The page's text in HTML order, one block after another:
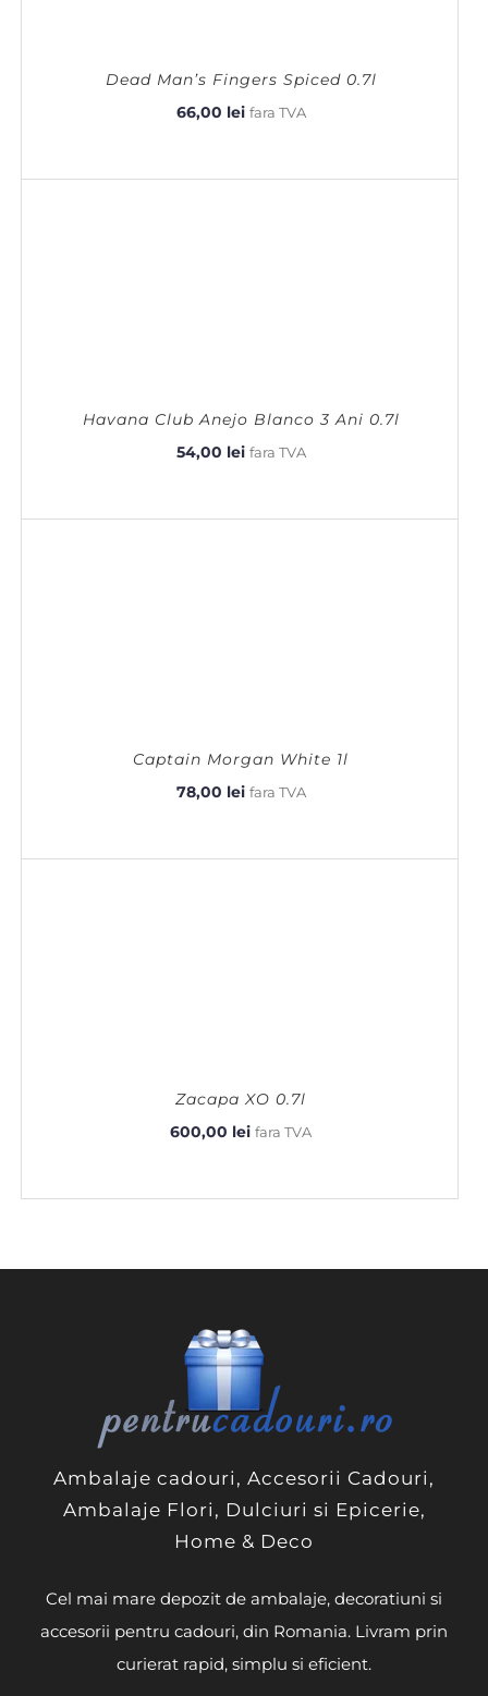
Dead Man’s Fingers Spiced 0.7l
66,00 lei fara TVA
Havana Club Anejo Blanco 3 Ani 0.7l
54,00 lei fara TVA
Captain Morgan White 1l
78,00 lei fara TVA
Zacapa XO 0.7l
600,00 lei fara TVA
Ambalaje cadouri, Accesorii Cadouri,
Ambalaje Flori, Dulciuri si Epicerie,
Home & Deco
Cel mai mare depozit de ambalaje, decoratiuni si
accesorii pentru cadouri, din Romania. Livram prin
curierat rapid, simplu si eficient.